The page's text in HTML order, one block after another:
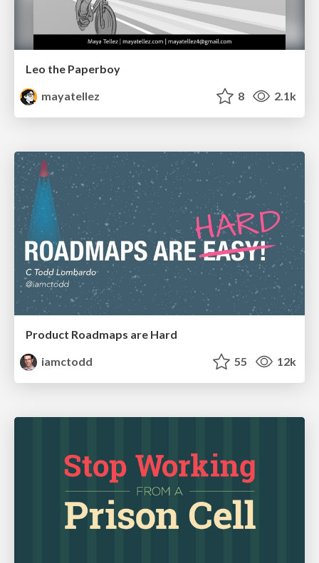
Leo the Paperboy
mayatellez
8 2.1k
Product Roadmaps are Hard
iamctodd
55 12k